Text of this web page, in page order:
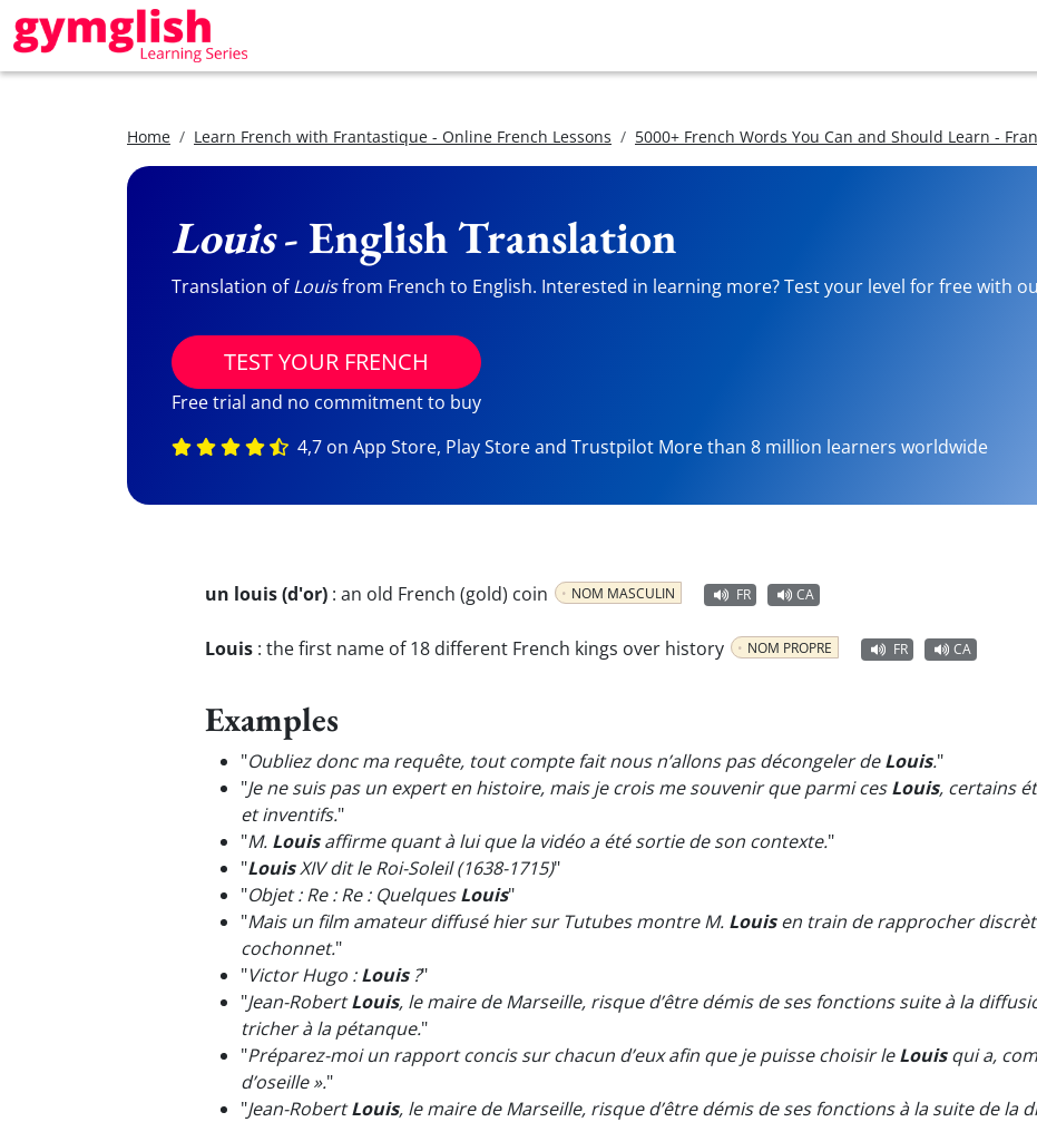
Home Learn French with Frantastique - Online French Lessons 5000+ French Words You Can and Should Learn -
Louis- English Translation
Translation ofLouisfrom French to English. Interested in learning more? Test your level for free with
TEST YOUR FRENCH
Free trial and no commitment to buy
4,7 on App Store, Play Store and Trustpilot More than 8 million learners worldwide
un louis (d'or) : an old French (gold) coin NOM MASCULIN FR CA
Louis : the first name of 18 different French kings over history NOM PROPRE FR CA
Examples
"Oubliez donc ma requête, tout compte fait nous n’allons pas décongeler deLouis."
"Je ne suis pas un expert en histoire, mais je crois me souvenir que parmi cesLouis, certains
et inventifs."
"M. Louisaffirme quant à lui que la vidéo a été sortie de son contexte."
"LouisXIV dit le Roi-Soleil (1638-1715)"
"Objet : Re : Re : QuelquesLouis"
"Mais un film amateur diffusé hier sur Tutubes montre M. Louisen train de rapprocher
cochonnet."
"Victor Hugo :Louis?"
"Jean-RobertLouis, le maire de Marseille, risque d’être démis de ses fonctions suite à la
tricher à la pétanque."
"Préparez-moi un rapport concis sur chacun d’eux afin que je puisse choisir leLouisqui a,
d’oseille »."
"Jean-RobertLouis, le maire de Marseille, risque d’être démis de ses fonctions à la suite de la